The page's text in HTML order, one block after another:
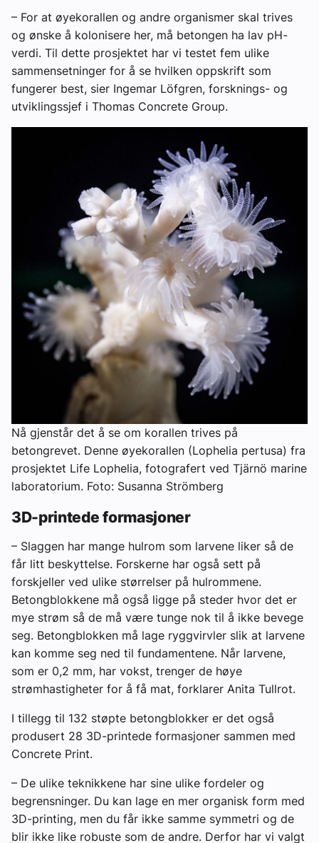
– For at øyekorallen og andre organismer skal trives
og ønske å kolonisere her, må betongen ha lav pH-
verdi. Til dette prosjektet har vi testet fem ulike
sammensetninger for å se hvilken oppskrift som
fungerer best, sier Ingemar Löfgren, forsknings- og
utviklingssjef i Thomas Concrete Group.
Nå gjenstår det å se om korallen trives på
betongrevet. Denne øyekorallen (Lophelia pertusa) fra
prosjektet Life Lophelia, fotografert ved Tjärnö marine
laboratorium. Foto: Susanna Strömberg
3D-printede formasjoner
– Slaggen har mange hulrom som larvene liker så de
får litt beskyttelse. Forskerne har også sett på
forskjeller ved ulike størrelser på hulrommene.
Betongblokkene må også ligge på steder hvor det er
mye strøm så de må være tunge nok til å ikke bevege
seg. Betongblokken må lage ryggvirvler slik at larvene
kan komme seg ned til fundamentene. Når larvene,
som er 0,2 mm, har vokst, trenger de høye
strømhastigheter for å få mat, forklarer Anita Tullrot.
I tillegg til 132 støpte betongblokker er det også
produsert 28 3D-printede formasjoner sammen med
Concrete Print.
– De ulike teknikkene har sine ulike fordeler og
begrensninger. Du kan lage en mer organisk form med
3D-printing, men du får ikke samme symmetri og de
blir ikke like robuste som de andre. Derfor har vi valgt